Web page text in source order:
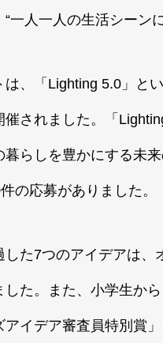
一人一人の生活シーン
は、「Lighting 5.0」と
催されました。「
暮らしを豊かにする未
の応募がありました。
した7つのアイデアは
した。また、小学生か
アイデア審査員特別賞」